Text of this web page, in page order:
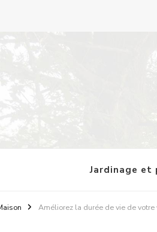
Jardinage et
Améliorez la durée de vie de votre